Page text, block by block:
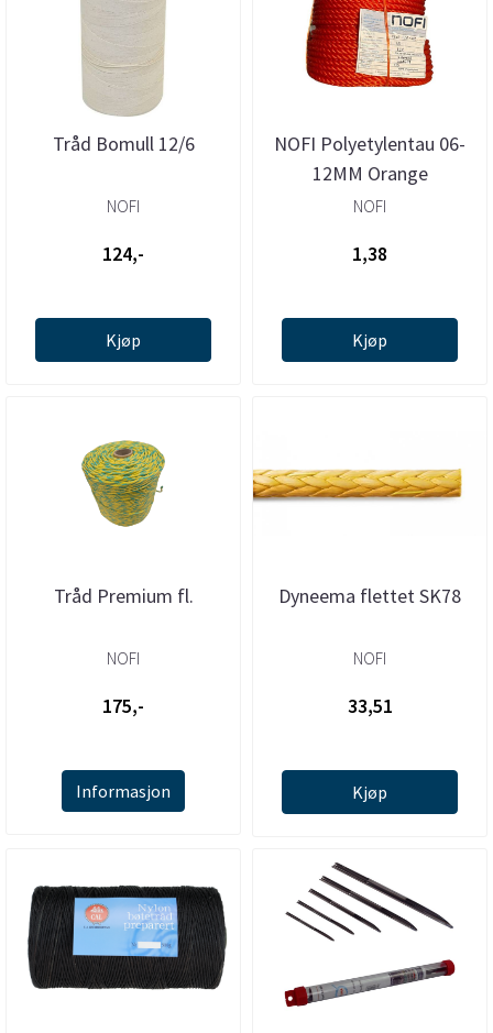
Tråd Bomull 12/6
NOFI
124,-
Kjøp
NOFI Polyetylentau 06-
12MM Orange
NOFI
1,38
Kjøp
Tråd Premium fl.
NOFI
175,-
Informasjon
Dyneema flettet SK78
NOFI
33,51
Kjøp